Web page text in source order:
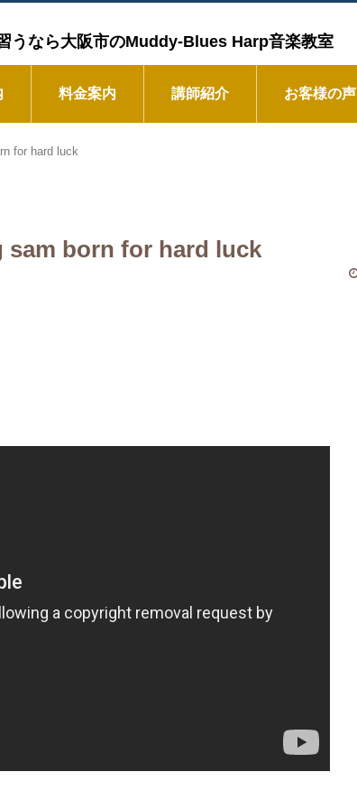
うなら大阪市のMuddy-Blues Harp音楽教室
料金案内 講師紹介 お客様の声
for hard luck
sam born for hard luck